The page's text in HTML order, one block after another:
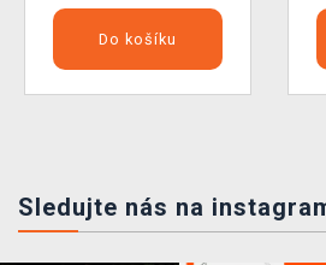
Do košíku
Sledujte nás na